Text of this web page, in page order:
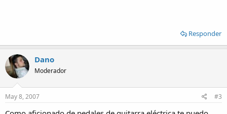
Responder
Dano
Moderador
May 8, 2007 #3